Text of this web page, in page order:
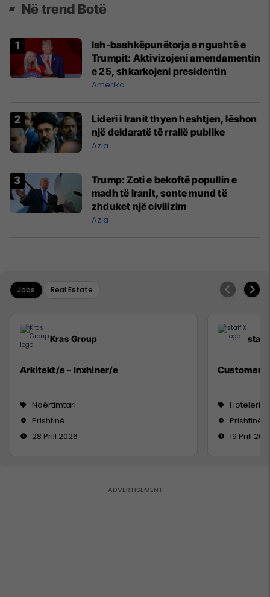
Në trend Botë
Ish-bashkëpunëtorja e ngushtë e
Trumpit: Aktivizojeni amendamentin
e 25, shkarkojeni presidentin
Amerika
Lideri i Iranit thyen heshtjen, lëshon
një deklaratë të rrallë publike
Azia
Trump: Zoti e bekoftë popullin e
madh të Iranit, sonte mund të
zhduket një civilizim
Azia
Jobs Real Estate
Kras Group
Arkitekt/e - Inxhiner/e
Ndërtimtari
Prishtinë
28 Prill 2026
Customer
Hoteleri
Prishtinë
19 Prill